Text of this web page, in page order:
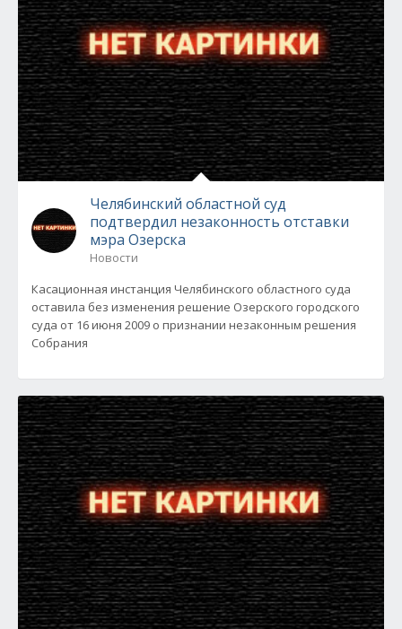
Челябинский областной суд
подтвердил незаконность отставки
мэра Озерска
Новости
Касационная инстанция Челябинского областного суда
оставила без изменения решение Озерского городского
суда от 16 июня 2009 о признании незаконным решения
Собрания